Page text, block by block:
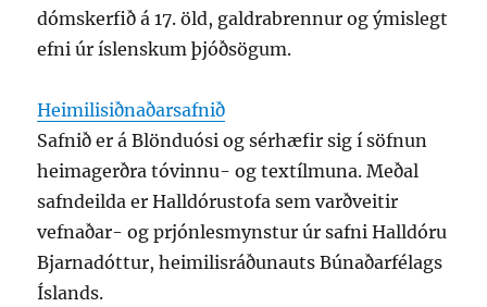
dómskerfið á 17. öld, galdrabrennur og ýmislegt
efni úr íslenskum þjóðsögum.
Heimilisiðnaðarsafnið
Safnið er á Blönduósi og sérhæfir sig í söfnun
heimagerðra tóvinnu- og textílmuna. Meðal
safndeilda er Halldórustofa sem varðveitir
vefnaðar- og prjónlesmynstur úr safni Halldóru
Bjarnadóttur, heimilisráðunauts Búnaðarfélags
Íslands.